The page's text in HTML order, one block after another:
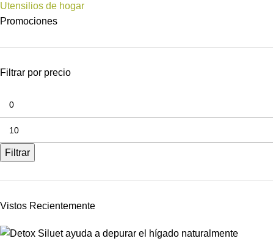
Utensilios de hogar
Promociones
Filtrar por precio
Filtrar
Vistos Recientemente